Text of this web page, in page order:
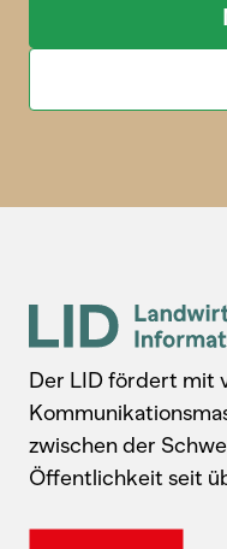
Der LID fördert mit
zwischen der
Öffentlichkeit seit